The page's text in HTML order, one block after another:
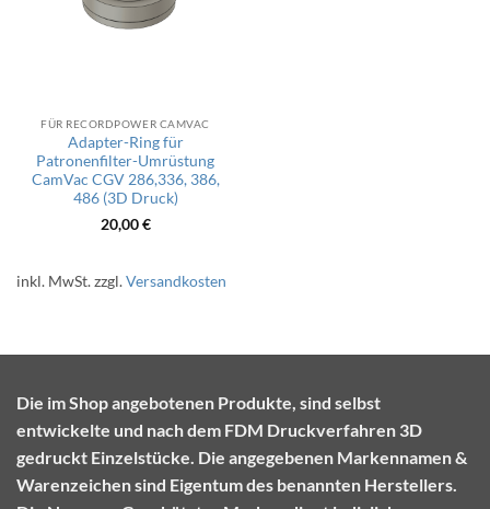
FÜR RECORDPOWER CAMVAC
Adapter-Ring für
Patronenfilter-Umrüstung
CamVac CGV 286,336, 386,
486 (3D Druck)
20,00€
inkl. MwSt.zzgl.Versandkosten
Die im Shop angebotenen Produkte, sind selbst
entwickelte und nach dem FDM Druckverfahren 3D
gedruckt Einzelstücke. Die angegebenen Markennamen &
Warenzeichen sind Eigentum des benannten Herstellers.